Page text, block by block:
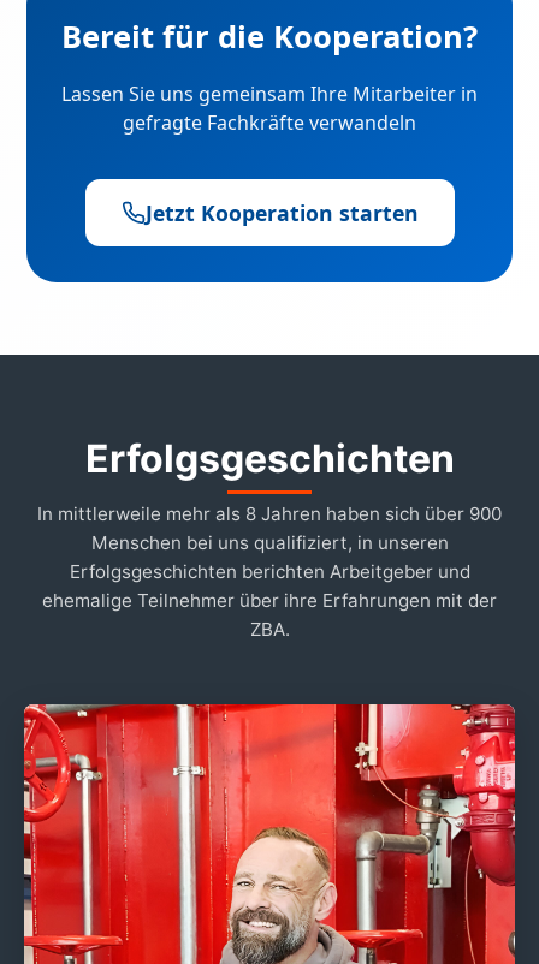
Bereit für die Kooperation?
Lassen Sie uns gemeinsam Ihre Mitarbeiter in
gefragte Fachkräfte verwandeln
Jetzt Kooperation starten
Erfolgsgeschichten
In mittlerweile mehr als 8 Jahren haben sich über 900
Menschen bei uns qualifiziert, in unseren
Erfolgsgeschichten berichten Arbeitgeber und
ehemalige Teilnehmer über ihre Erfahrungen mit der
ZBA.